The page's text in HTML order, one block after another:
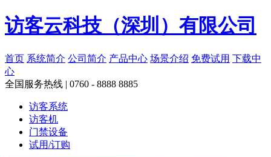
访客云科技（深圳）有限公司
首页 系统简介 公司简介 产品中心 场景介绍 免费试用 下载中
心
全国服务热线 | 0760 - 8888 8885
访客系统
访客机
门禁设备
试用/订购